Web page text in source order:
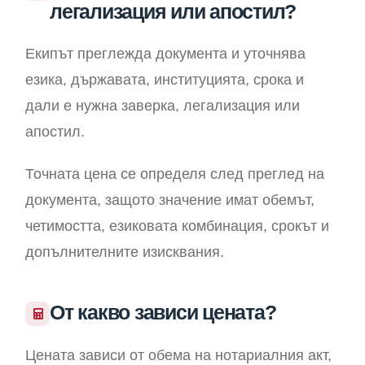
легализация или апостил?
Екипът преглежда документа и уточнява
езика, държавата, институцията, срока и
дали е нужна заверка, легализация или
апостил.
Точната цена се определя след преглед на
документа, защото значение имат обемът,
четимостта, езиковата комбинация, срокът и
допълнителните изисквания.
От какво зависи цената?
Цената зависи от обема на нотариалния акт,